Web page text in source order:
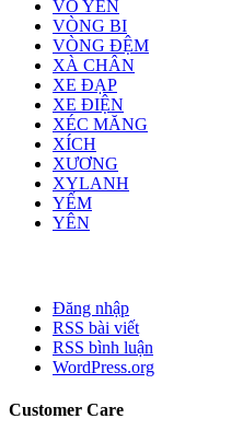
VỎ YÊN
VÒNG BI
VÒNG ĐỆM
XÀ CHÂN
XE ĐẠP
XE ĐIỆN
XÉC MĂNG
XÍCH
XƯƠNG
XYLANH
YẾM
YÊN
Đăng nhập
RSS bài viết
RSS bình luận
WordPress.org
Customer Care